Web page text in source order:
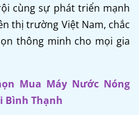
cùng sự phát triển mạnh
thị trường Việt Nam, chắc
thông minh cho mọi gia
Mua Máy Nước Nóng
Bình Thạnh